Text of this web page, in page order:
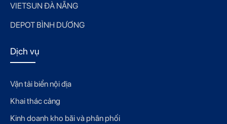
VIETSUN ĐÀ NẴNG
DEPOT BÌNH DƯƠNG
Dịch vụ
Vận tải biển nội địa
Khai thác cảng
Kinh doanh kho bãi và phân phối